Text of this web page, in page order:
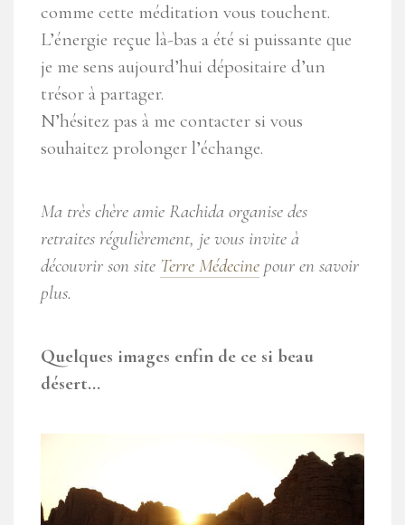
comme cette méditation vous touchent.
L’énergie reçue là-bas a été si puissante que
je me sens aujourd’hui dépositaire d’un
trésor à partager.
N’hésitez pas à me contacter si vous
souhaitez prolonger l’échange.
Ma très chère amie Rachida organise des
retraites régulièrement, je vous invite à
découvrir son site Terre Médecine pour en savoir
plus.
Quelques images enfin de ce si beau
désert…